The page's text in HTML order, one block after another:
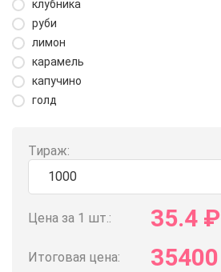
клубника
руби
лимон
карамель
капучино
голд
Тираж:
Цена за 1 шт.: 35.4 ₽
Итоговая цена: 35400